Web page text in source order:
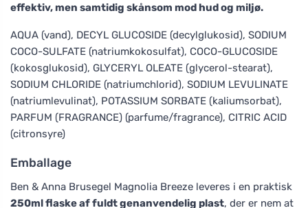
effektiv, men samtidig skånsom mod hud og miljø.
AQUA (vand), DECYL GLUCOSIDE (decylglukosid), SODIUM
COCO-SULFATE (natriumkokosulfat), COCO-GLUCOSIDE
(kokosglukosid), GLYCERYL OLEATE (glycerol-stearat),
SODIUM CHLORIDE (natriumchlorid), SODIUM LEVULINATE
(natriumlevulinat), POTASSIUM SORBATE (kaliumsorbat),
PARFUM (FRAGRANCE) (parfume/fragrance), CITRIC ACID
(citronsyre)
Emballage
Ben & Anna Brusegel Magnolia Breeze leveres i en praktisk
250ml flaske af fuldt genanvendelig plast, der er nem at